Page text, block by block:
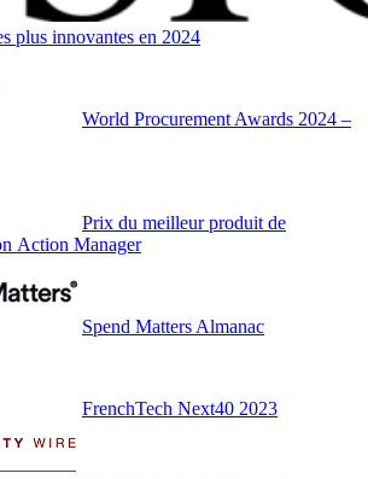
plus innovantes en 2024
World Procurement Awards 2024 –
Prix du meilleur produit de
Action Manager
Spend Matters Almanac
FrenchTech Next40 2023